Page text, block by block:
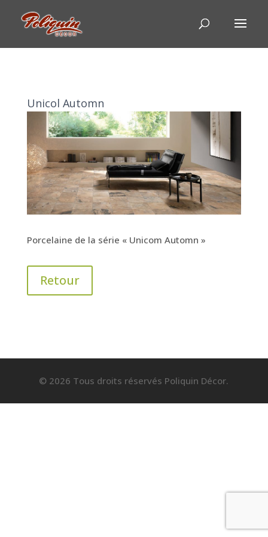
Unicol Automn
Porcelaine de la série « Unicom Automn »
Retour
© 2026 Tous droits réservés Poliquin Décor.